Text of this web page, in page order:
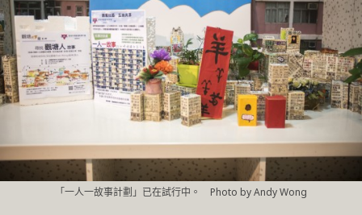
「一人一故事計劃」已在試行中。 Photo by Andy Wong